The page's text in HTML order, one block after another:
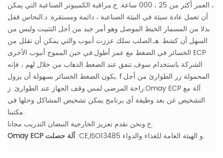
، العمر أكثر من 25 ، 000 ساعة.
ج.مراقبة الكمبيوتر الصناعية التي يمكن
أن تعمل عادة سيئة في البيئة الصناعية ، دائمة ومستقرة. د.النحاس قفل
بدلا من المسمار الخيط الموصل وهو أمر جيد من أجل التثبيت وليس من
السهل أن كشط. هـ.الصلب سلك عززت أنبوب والتي يمكن أن تقلل من
الخسائر في الضغط مع عمر أطول.في حين المموج أنبوب الأخرى ECP
الشركة باستخدام سوف تنفق عند الضغط الذهاب من خلال لهم ، فإنه
يكون الضغط الخسائر بسهولة أن يزول.f.المحمولة زر الطوارئ من أجل
راحة المرضى لمس وقف الجهاز عند الطوارئ. ز.Omay ECP آلة مع
التشخيص عن بعد وظيفة أي برنامج يمكن تشخيص المشاكل وحلها في
مكتبنا.
ح.ونحن نقدم تعزيز الخارجية النبضان التدريب مجانا.
Omay ECP آلة حصلت
:CE,ISO13485 و الهيئة العامة للغذاء والدواء.